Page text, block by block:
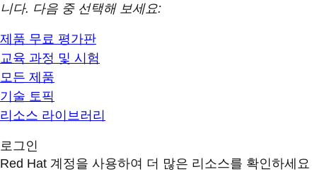
니다. 다음 중 선택해 보세요:
제품 무료 평가판
교육 과정 및 시험
모든 제품
기술 토픽
리소스 라이브러리
로그인
Red Hat 계정을 사용하여 더 많은 리소스를 확인하세요